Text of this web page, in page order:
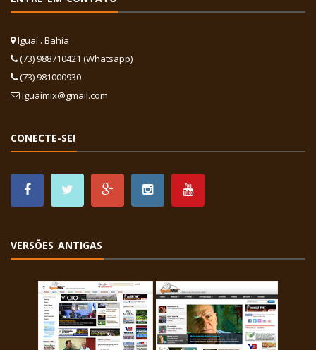
Iguaí . Bahia
(73) 988710421 (Whatsapp)
(73) 981000930
iguaimix@gmail.com
CONECTE-SE!
VERSÕES ANTIGAS